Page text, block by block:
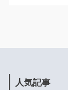
人気記事